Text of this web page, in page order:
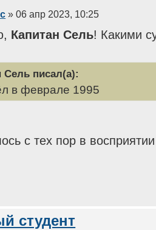
» 06 апр 2023, 10:25
Капитан Сель! Какими
Сель писал(а):
в феврале 1995
с тех пор в
студент